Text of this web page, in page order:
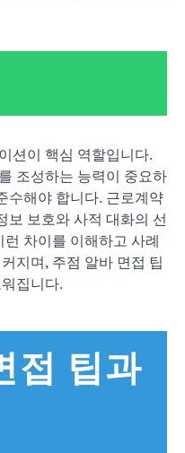
션이 핵심 역할입니다.
조성하는 능력이 중요하
수해야 합니다. 근로계약
보 보호와 사적 대화의 선
차이를 이해하고 사례
지며, 주점 알바 면접 팁
집니다.
접 팁과